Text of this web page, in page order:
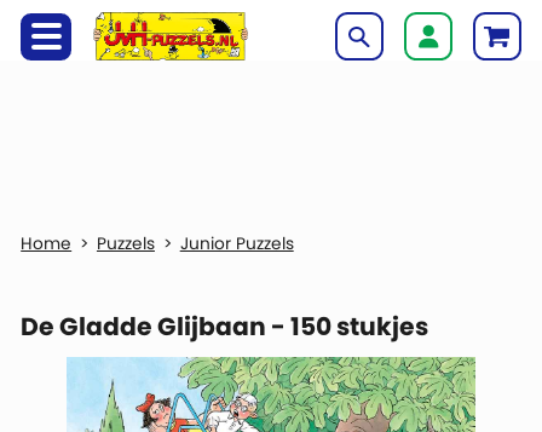
Puzzels Junior Puzzels
De Gladde Glijbaan - 150 stukjes